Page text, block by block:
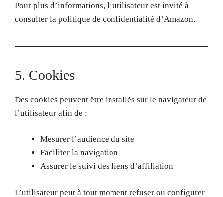
Pour plus d’informations, l’utilisateur est invité à
consulter la politique de confidentialité d’Amazon.
5. Cookies
Des cookies peuvent être installés sur le navigateur de
l’utilisateur afin de :
Mesurer l’audience du site
Faciliter la navigation
Assurer le suivi des liens d’affiliation
L’utilisateur peut à tout moment refuser ou configurer